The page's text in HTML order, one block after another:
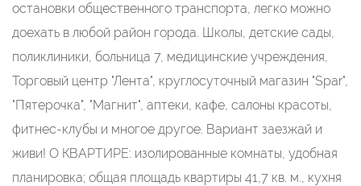
остановки общественного транспорта, легко можно
доехать в любой район города. Школы, детские сады,
поликлиники, больница 7, медицинские учреждения,
Торговый центр "Лента", круглосуточный магазин "Sраr",
"Пятерочка", "Магнит", аптеки, кафе, салоны красоты,
фитнес-клубы и многое другое. Вариант заезжай и
живи! О КВАРТИРЕ: изолированные комнаты, удобная
планировка; общая площадь квартиры 41,7 кв. м., кухня